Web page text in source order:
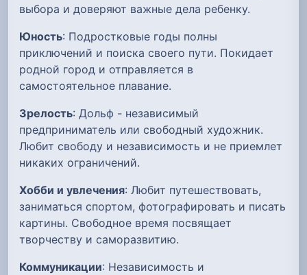
выбора и доверяют важные дела ребенку.
Юность: Подростковые годы полны
приключений и поиска своего пути. Покидает
родной город и отправляется в
самостоятельное плавание.
Зрелость: Дольф - независимый
предприниматель или свободный художник.
Любит свободу и независимость и не приемлет
никаких ограничений.
Хобби и увлечения: Любит путешествовать,
заниматься спортом, фотографировать и писать
картины. Свободное время посвящает
творчеству и саморазвитию.
Коммуникации: Независимость и